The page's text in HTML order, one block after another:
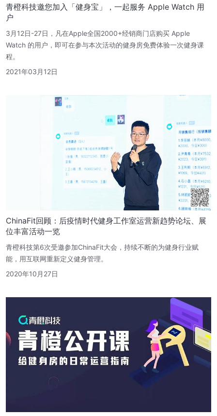
青橙科技邀您加入「健身宝」，一起服务 Apple Watch 用
户
3月12日-27日，凡在Apple全国2000+经销商门店购买 Apple
Watch 的用户，即可在参与本次活动的健身房免费体验一次健身课
程。
2021年03月12日
ChinaFit回顾：后疫情时代健身工作室运营新趋势论坛、展
位丰富活动一览
青橙科技第6次受邀参加ChinaFit大会，持续不断的为健身行业赋
能，用互联网重新定义健身管理。
2020年10月27日